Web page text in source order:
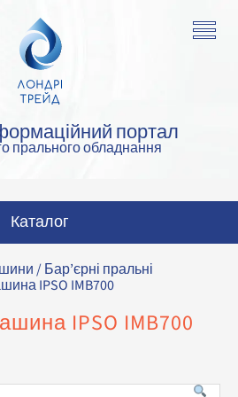
портал
прального обладнання
Каталог
/Бар’єрні пральні
IPSO IMB700
IPSO IMB700